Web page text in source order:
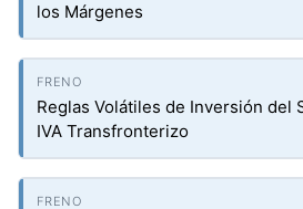
los Márgenes
Reglas Volátiles de Inversión del
IVA Transfronterizo